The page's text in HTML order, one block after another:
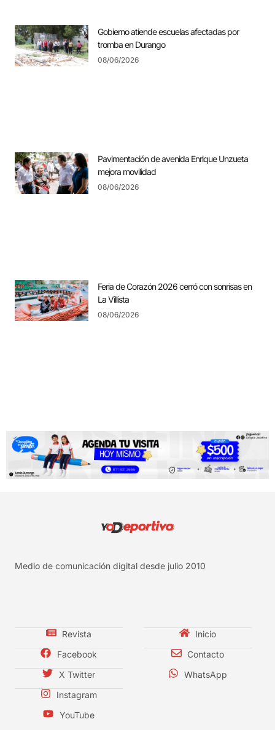
Gobierno atiende escuelas afectadas por
tromba en Durango
08/06/2026
Pavimentación de avenida Enrique Unzueta
mejora movilidad
08/06/2026
Feria de Corazón 2026 cerró con sonrisas en
La Villista
08/06/2026
Medio de comunicación digital desde julio 2010
Revista
Facebook
X Twitter
Instagram
YouTube
Inicio
Contacto
WhatsApp